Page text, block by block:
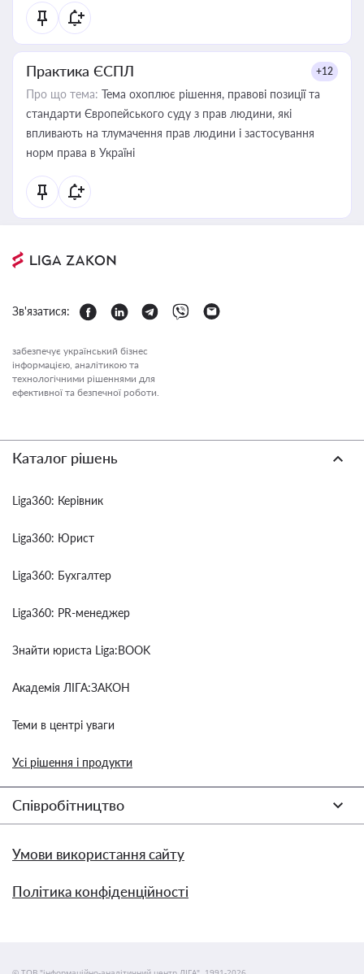
Практика ЄСПЛ +12
Про що тема: Тема охоплює рішення, правові позиції та
стандарти Європейського суду з прав людини, які
впливають на тлумачення прав людини і застосування
норм права в Україні
Зв'язатися:
забезпечує український бізнес
інформацією, аналітикою та
технологічними рішеннями для
ефективної та безпечної роботи.
Каталог рішень
Liga360: Керівник
Liga360: Юрист
Liga360: Бухгалтер
Liga360: PR-менеджер
Знайти юриста Liga:BOOK
Академія ЛІГА:ЗАКОН
Теми в центрі уваги
Усі рішення і продукти
Співробітництво
Умови використання сайту
Політика конфіденційності